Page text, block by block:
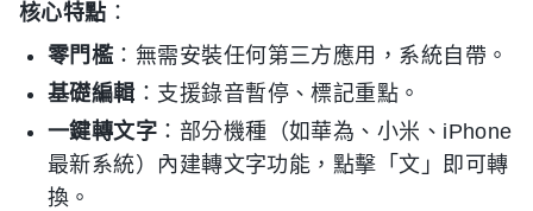
核心特點 ：
零門檻 ：無需安裝任何第三方應用，系統自帶。
基礎編輯 ：支援錄音暫停、標記重點。
一鍵轉文字 ：部分機種（如華為、小米、iPhone
最新系統）內建轉文字功能，點擊「文」即可轉
換。